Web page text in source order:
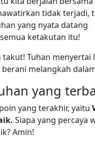
tidak terjadi,
yang nyata datang
ketakutan itu!
takut! Tuhan menyertai
melangkah
yang
yang terakhir, yaitu
Siapa yang percaya
Amin!